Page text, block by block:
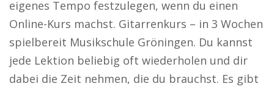
eigenes Tempo festzulegen, wenn du einen
Online-Kurs machst. Gitarrenkurs – in 3 Wochen
spielbereit Musikschule Gröningen. Du kannst
jede Lektion beliebig oft wiederholen und dir
dabei die Zeit nehmen, die du brauchst. Es gibt